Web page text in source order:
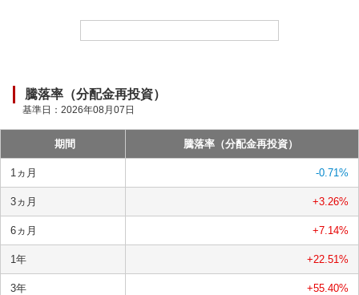
騰落率（分配金再投資）
基準日： 2026年08月07日
期間 騰落率（分配金再投資）
1ヵ月 -0.71%
3ヵ月 +3.26%
6ヵ月 +7.14%
1年 +22.51%
3年 +55.40%